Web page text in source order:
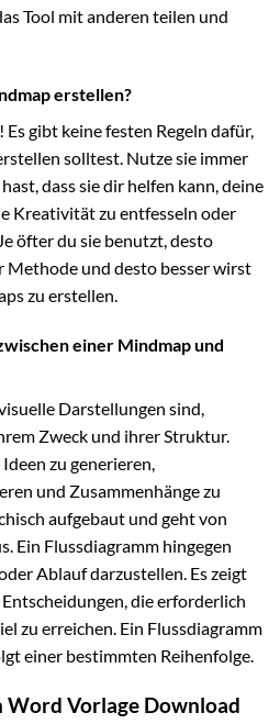
Tool mit anderen teilen und
erstellen?
gibt keine festen Regeln dafür,
solltest. Nutze sie immer
dass sie dir helfen kann, deine
Kreativität zu entfesseln oder
öfter du sie benutzt, desto
und desto besser wirst
zu erstellen.
einer Mindmap und
Darstellungen sind,
Zweck und ihrer Struktur.
zu generieren,
und Zusammenhänge zu
aufgebaut und geht von
Ein Flussdiagramm hingegen
Ablauf darzustellen. Es zeigt
die erforderlich
zu erreichen. Ein Flussdiagramm
einer bestimmten Reihenfolge.
Word Vorlage Download